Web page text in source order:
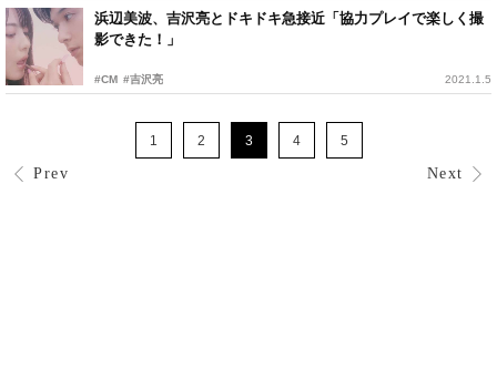
浜辺美波、吉沢亮とドキドキ急接近「協力プレイで楽しく撮
影できた！」
#CM #吉沢亮 2021.1.5
Prev
1 2 3 4 5
Next